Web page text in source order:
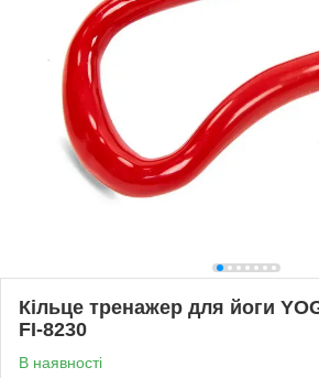
Кільце тренажер для йоги
FI-8230
В наявності